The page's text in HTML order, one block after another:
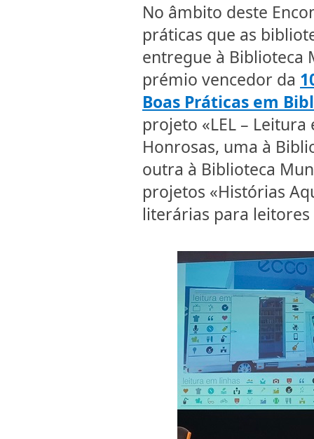
No âmbito deste
práticas que as
entregue à Biblioteca
prémio vencedor da
Boas Práticas em
projeto «LEL –
Honrosas, uma à
outra à Biblioteca
projetos «Histórias
literárias para